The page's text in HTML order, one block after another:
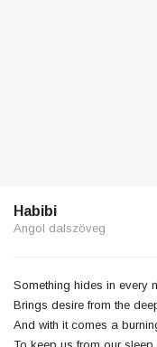
Habibi
Angol dalszöveg
Something hides in every
Brings desire from the
And with it comes a